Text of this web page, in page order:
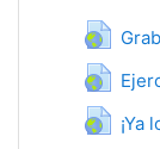
¡Ya